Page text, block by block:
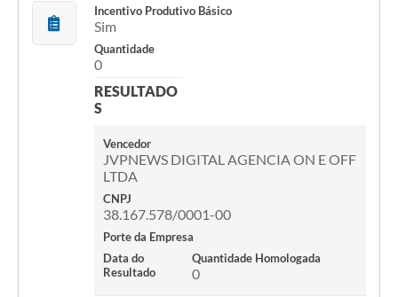
Incentivo Produtivo Básico
Sim
Quantidade
0
RESULTADO
S
Vencedor
JVPNEWS DIGITAL AGENCIA ON E OFF
LTDA
CNPJ
38.167.578/0001-00
Porte da Empresa
Data do
Resultado
Quantidade Homologada
0